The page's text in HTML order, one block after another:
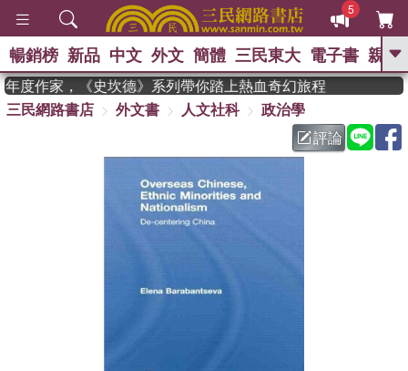
5
GO
熱搜： 東野圭吾 、 高希均教授回憶錄
父親節 、 如果歷
暑期推薦 、 國際布克
登輝時代 、 數學女孩：黎曼猜想
偉大的迷走神經
暢銷榜 新品 中文 外文 簡體 三民東大 電子書 親子
作家，《史坎德》系列帶你踏上熱血奇幻旅程
三民網路書店
外文書 人文社科
政治學
評論